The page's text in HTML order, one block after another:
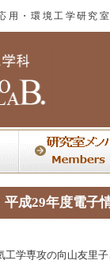
応用・環境工学研
平成29年度電子
工学専攻の向山友里